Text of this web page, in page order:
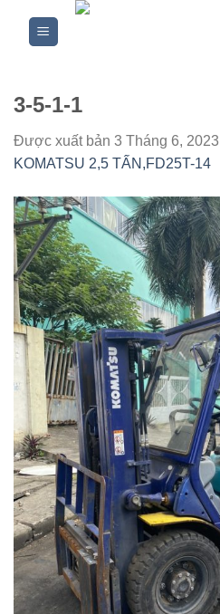
3-5-1-1
Được xuất bản 3 Tháng 6, 2023
KOMATSU 2,5 TẤN,FD25T-14